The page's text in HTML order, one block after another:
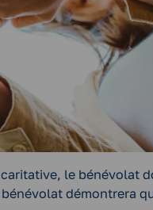
le bénévolat
démontrera